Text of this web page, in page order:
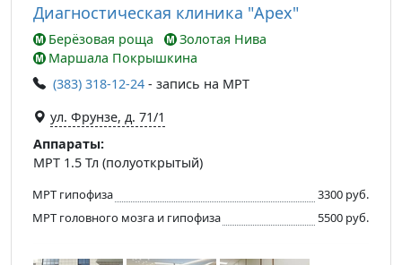
Диагностическая клиника "Apex"
Берёзовая роща
Золотая Нива
Маршала Покрышкина
(383) 318-12-24 - запись на МРТ
ул. Фрунзе, д. 71/1
Аппараты:
МРТ 1.5 Тл (полуоткрытый)
МРТ гипофиза
3300 руб.
МРТ головного мозга и гипофиза
5500 руб.